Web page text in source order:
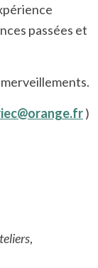
passées et
)
,